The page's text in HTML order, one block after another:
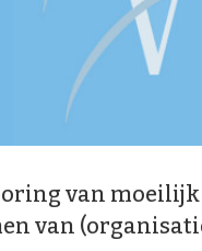
van
van